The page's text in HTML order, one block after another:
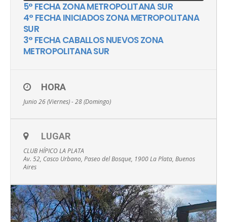
5° FECHA ZONA METROPOLITANA SUR
4° FECHA INICIADOS ZONA METROPOLITANA
SUR
3° FECHA CABALLOS NUEVOS ZONA
METROPOLITANA SUR
HORA
Junio 26 (Viernes) - 28 (Domingo)
LUGAR
CLUB HÍPICO LA PLATA
Av. 52, Casco Urbano, Paseo del Bosque, 1900 La Plata, Buenos
Aires